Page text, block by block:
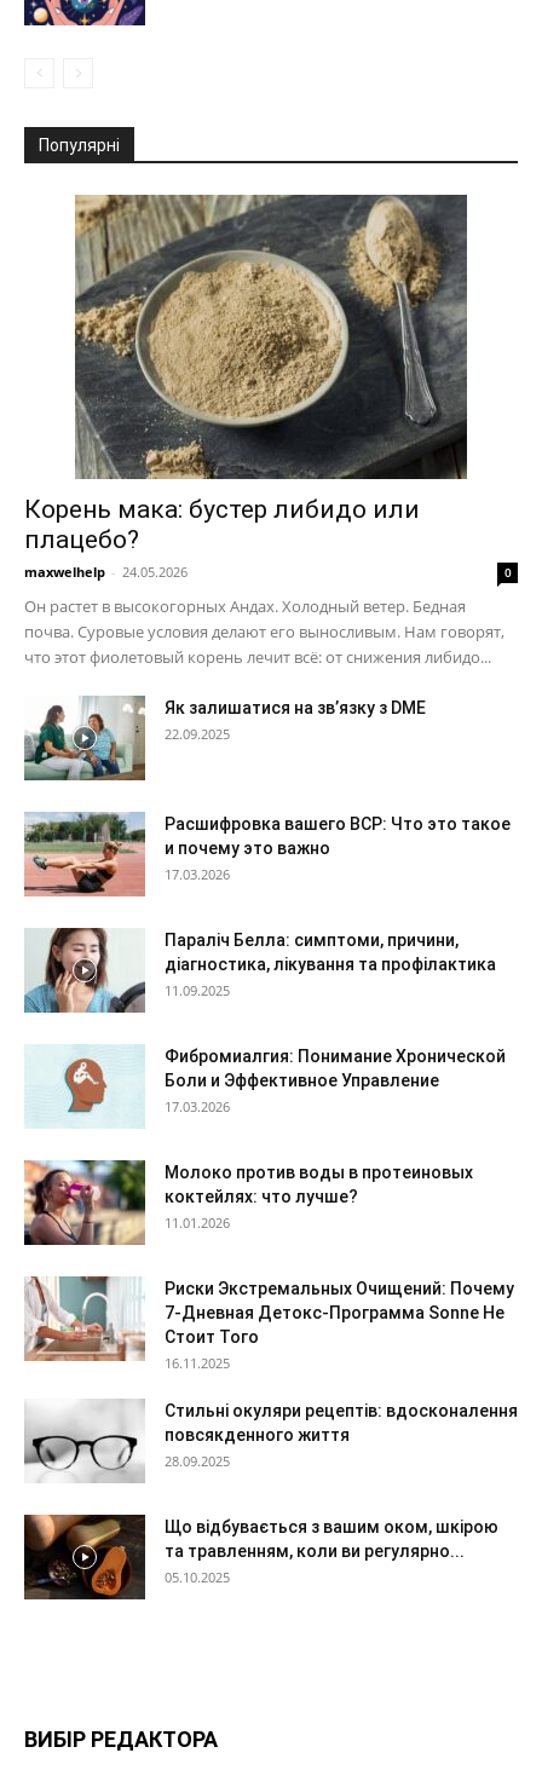
Популярні
Корень мака: бустер либидо или
плацебо?
maxwelhelp - 24.05.2026 0
Он растет в высокогорных Андах. Холодный ветер. Бедная
почва. Суровые условия делают его выносливым. Нам говорят,
что этот фиолетовый корень лечит всё: от снижения либидо...
Як залишатися на зв’язку з DME
22.09.2025
Расшифровка вашего ВСР: Что это такое
и почему это важно
17.03.2026
Параліч Белла: симптоми, причини,
діагностика, лікування та профілактика
11.09.2025
Фибромиалгия: Понимание Хронической
Боли и Эффективное Управление
17.03.2026
Молоко против воды в протеиновых
коктейлях: что лучше?
11.01.2026
Риски Экстремальных Очищений: Почему
7-Дневная Детокс-Программа Sonne Не
Стоит Того
16.11.2025
Стильні окуляри рецептів: вдосконалення
повсякденного життя
28.09.2025
Що відбувається з вашим оком, шкірою
та травленням, коли ви регулярно...
05.10.2025
ВИБІР РЕДАКТОРА